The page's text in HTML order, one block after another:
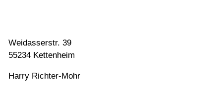
KITA Kettenheimer Grund
Bildergalerie
Dorfmoderation
Weidasserstr. 39
55234 Kettenheim
Harry Richter-Mohr